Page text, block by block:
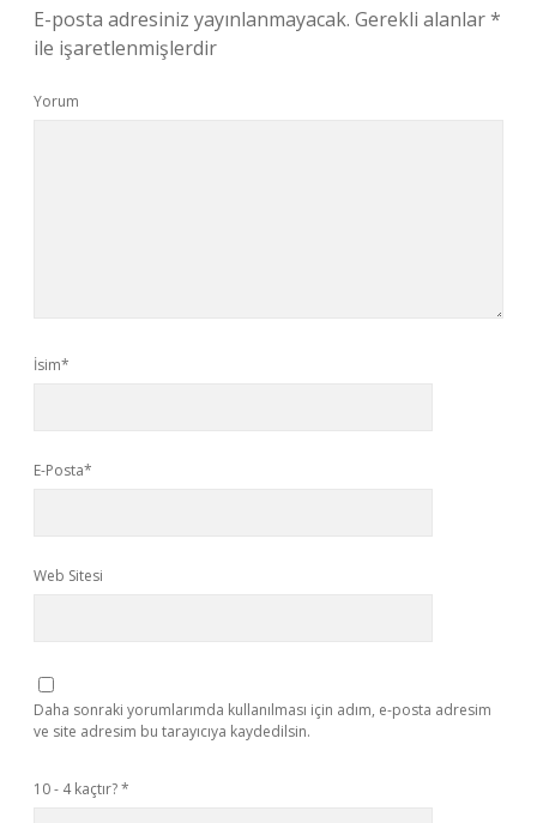
E-posta adresiniz yayınlanmayacak. Gerekli alanlar*
ile işaretlenmişlerdir
Yorum
İsim*
E-Posta*
Web Sitesi
Daha sonraki yorumlarımda kullanılması için adım, e-posta adresim
ve site adresim bu tarayıcıya kaydedilsin.
10 - 4 kaçtır?*